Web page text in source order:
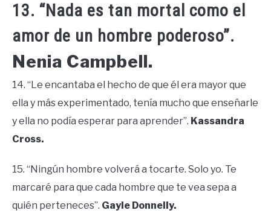
13. “Nada es tan mortal como el
amor de un hombre poderoso”.
Nenia Campbell.
14. “Le encantaba el hecho de que él era mayor que
ella y más experimentado, tenía mucho que enseñarle
y ella no podía esperar para aprender”. Kassandra
Cross.
15. “Ningún hombre volverá a tocarte. Solo yo. Te
marcaré para que cada hombre que te vea sepa a
quién perteneces”. Gayle Donnelly.